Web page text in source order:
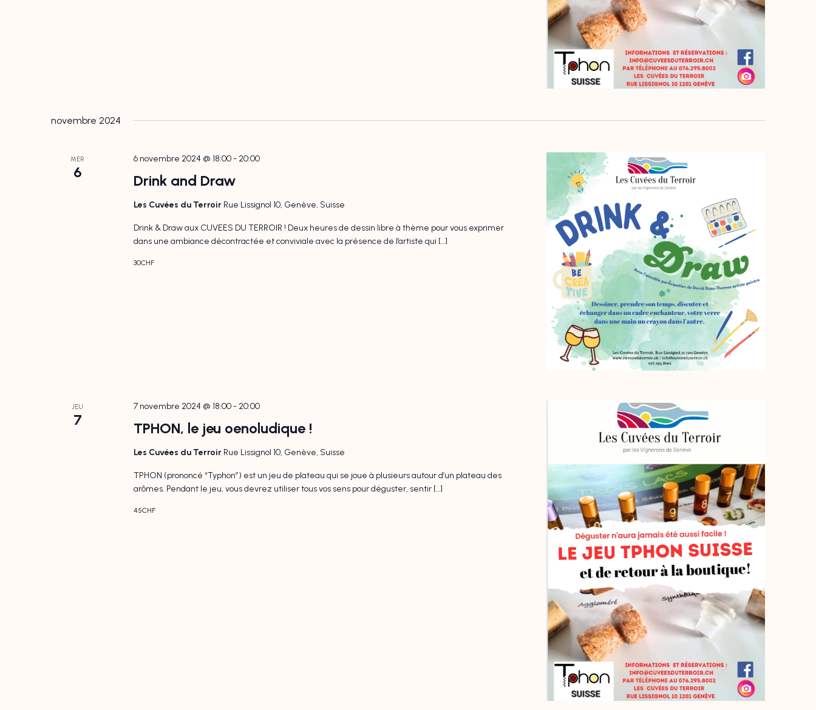
novembre 2024
MER
6 Drink and Draw
6 novembre 2024 @ 18:00- 20:00
Les Cuvées du Terroir Rue Lissignol 10, Genève, Suisse
Drink & Draw aux CUVEES DU TERROIR ! Deux heures de dessin libre à thème pour vous exprimer
dans une ambiance décontractée et conviviale avec la présence de l’artiste qui […]
30CHF
JEU
7 TPHON, le jeu oenoludique !
7 novembre 2024 @ 18:00- 20:00
Les Cuvées du Terroir Rue Lissignol 10, Genève, Suisse
TPHON (prononcé “Typhon”) est un jeu de plateau qui se joue à plusieurs autour d’un plateau des
arômes. Pendant le jeu, vous devrez utiliser tous vos sens pour déguster, sentir […]
45CHF